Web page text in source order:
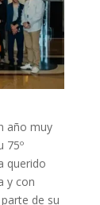
año muy
75º
querido
y con
de su